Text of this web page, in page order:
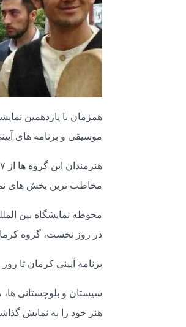
همزمان با یازدهمین
موسیقی و برنامه های
مخاطب ترین بخش های
در روز نخست، گروه
برنامه آیینی کرمان تا روز جمعه ۶ بهمن ۹۶ در غرفه این استان در سالن ۳۸ نمایشگاه بین المللی
سیستان و بلوچستانی ها،
هنر خود را به نمایش